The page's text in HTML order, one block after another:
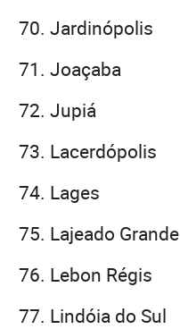
Jardinópolis
Joaçaba
Jupiá
Lacerdópolis
Lages
Lajeado Grande
Lebon Régis
Lindóia do Sul